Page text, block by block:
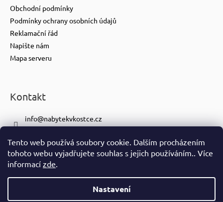
Tento web používá soubory cookie. Dalším procházením
tohoto webu vyjadřujete souhlas s jejich používáním.. Více
informací zde.
Nastavení
Obchodní podmínky
Podmínky ochrany osobních údajů
Reklamační řád
Napište nám
Mapa serveru
Kontakt
info@nabytekvkostce.cz
+420 601 116 371
https://www.facebook.com/nabytekvkostce.cz/
nabytek_v_kostce
Vytvořil Shoptet